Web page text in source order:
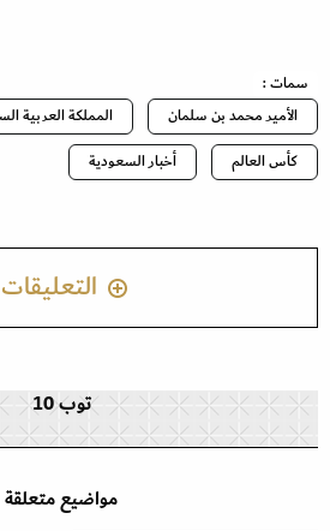
سمات :
الأمير محمد بن سلمان
المملكة العربية
كأس العالم
أخبار السعودية
التعليقات
توب 10
مواضيع متعلقة